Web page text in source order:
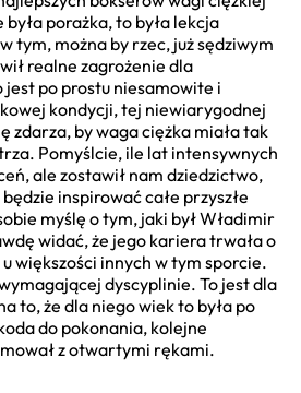
była porażka, to była lekcja
tym, można by rzec, już sędziwym
realne zagrożenie dla
jest po prostu niesamowite i
kondycji, tej niewiarygodnej
zdarza, by waga ciężka miała tak
Pomyślcie, ile lat intensywnych
ale zostawił nam dziedzictwo,
inspirować całe przyszłe
myślę o tym, jaki był Władimir
widać, że jego kariera trwała o
większości innych w tym sporcie.
dyscyplinie. To jest dla
to, że dla niego wiek to była po
do pokonania, kolejne
z otwartymi rękami.